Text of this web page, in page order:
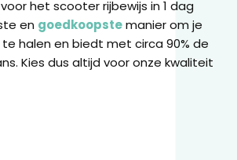
het scooter rijbewijs in 1 dag
en goedkoopstemanier om je
halen en biedt met circa 90% de
Kies dus altijd voor onze kwaliteit